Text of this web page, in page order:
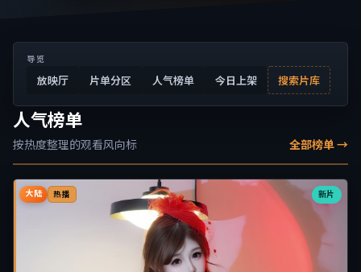
导览
放映厅 片单分区 人气榜单 今日上架 搜索片库
人气榜单
按热度整理的观看风向标 全部榜单 →
新片
大陆 热播